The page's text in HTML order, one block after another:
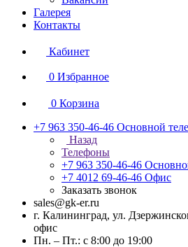
Галерея
Контакты
Кабинет
0 Избранное
0 Корзина
+7 963 350-46-46 Основной
Назад
Телефоны
+7 963 350-46-46
+7 4012 69-46-46 Офис
Заказать звонок
sales@gk-er.ru
г. Калининград, ул.
офис
Пн. – Пт.: с 8:00 до 19:00